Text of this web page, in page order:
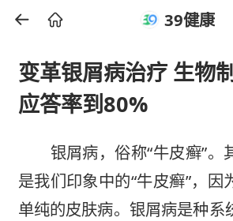
39健康
变革银屑病治疗 生物
应答率到80%
银屑病，俗称“牛皮癣”。
是我们印象中的“牛皮癣”，因
单纯的皮肤病。银屑病是种系